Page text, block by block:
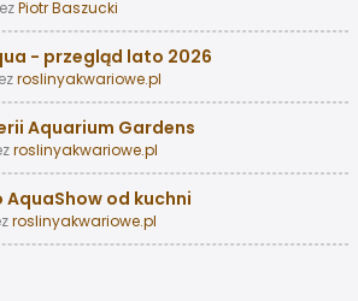
Piotr Baszucki
- przegląd lato 2026
roslinyakwariowe.pl
Aquarium Gardens
roslinyakwariowe.pl
AquaShow od kuchni
roslinyakwariowe.pl